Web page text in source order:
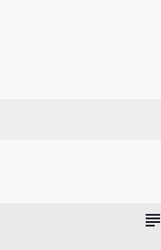
subject